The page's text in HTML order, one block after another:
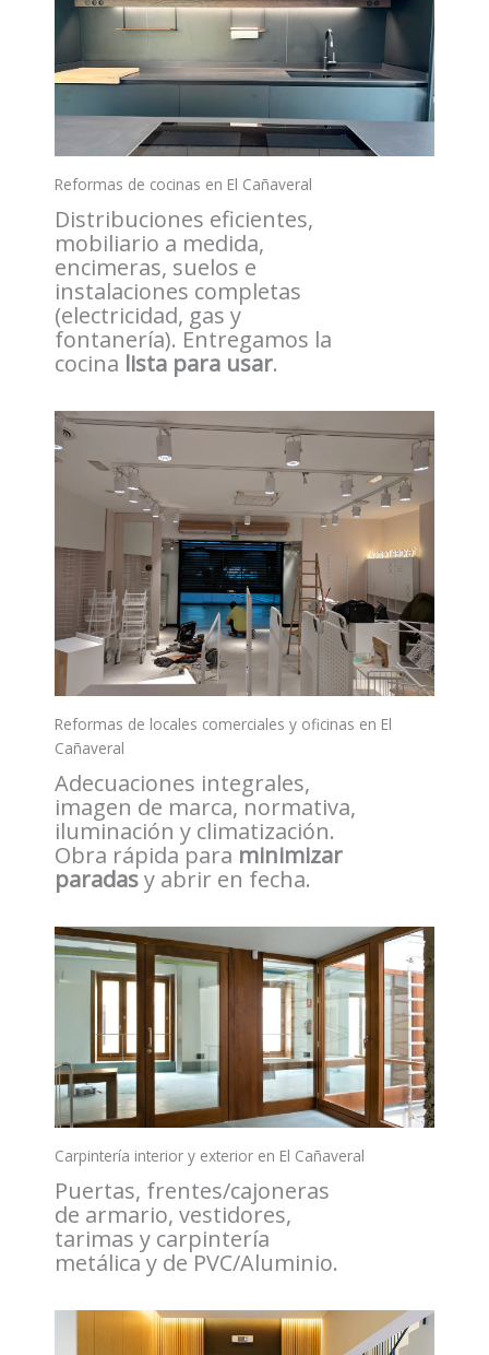
Reformas de cocinas en El Cañaveral
Distribuciones eficientes,
mobiliario a medida,
encimeras, suelos e
instalaciones completas
(electricidad, gas y
fontanería). Entregamos la
cocina lista para usar.
Reformas de locales comerciales y oficinas en El
Cañaveral
Adecuaciones integrales,
imagen de marca, normativa,
iluminación y climatización.
Obra rápida para minimizar
paradasy abrir en fecha.
Carpintería interior y exterior en El Cañaveral
Puertas, frentes/cajoneras
de armario, vestidores,
tarimas y carpintería
metálica y de PVC/Aluminio.